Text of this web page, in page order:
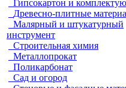
Гипсокартон и
Древесно-плитные
Малярный и штукатурный
инструмент
Строительная химия
Металлопрокат
Поликарбонат
Сад и огород